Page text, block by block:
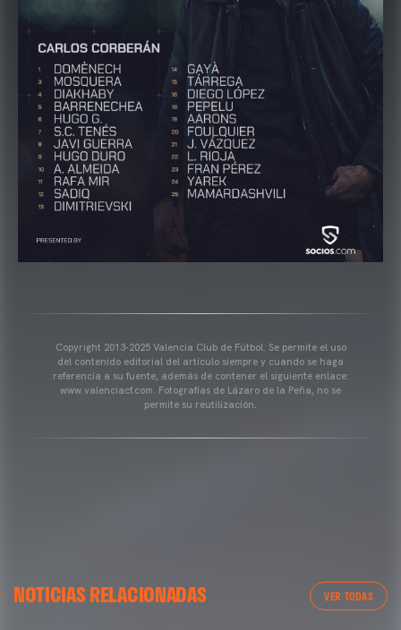
Copyright 2013-2025 Valencia Club de Fútbol. Se permite el uso
del contenido editorial del artículo siempre y cuando se haga
referencia a su fuente, además de contener el siguiente enlace:
www.valenciacf.com. Fotografías de Lázaro de la Peña, no se
permite su reutilización.
NOTICIAS RELACIONADAS VER TODAS
ENTRENAMIENTO DEL VALENCIA CF 04/03/26